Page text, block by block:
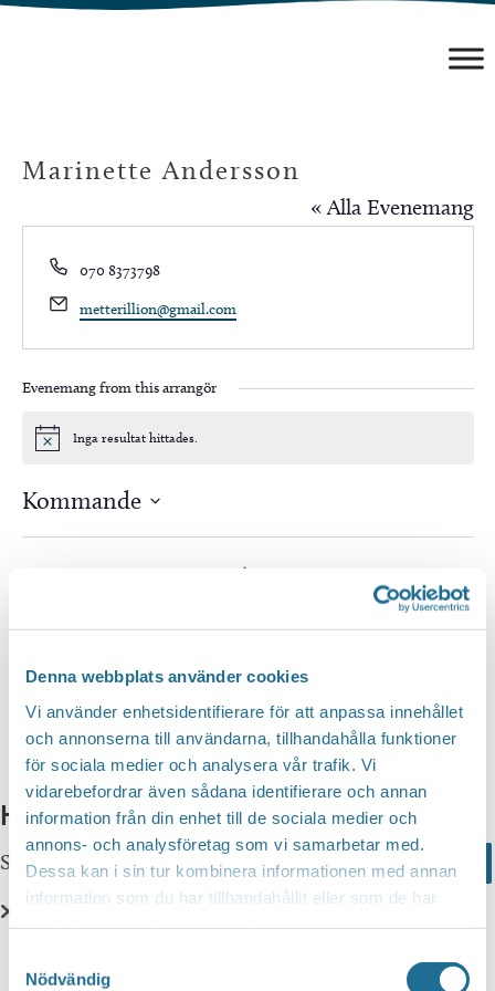
Denna webbplats använder cookies
Vi använder enhetsidentifierare för att anpassa innehållet
och annonserna till användarna, tillhandahålla funktioner
för sociala medier och analysera vår trafik. Vi
vidarebefordrar även sådana identifierare och annan
information från din enhet till de sociala medier och
annons- och analysföretag som vi samarbetar med.
Dessa kan i sin tur kombinera informationen med annan
information som du har tillhandahållit eller som de har
Nödvändig
Hoppa
Marinette Andersson
« Alla Evenemang
Phone
070 8373798
Email
metterillion@gmail.com
Evenemang from this arrangör
Notis Inga resultat hittades.
Kommande
Välj
Idag
Hittar du inte vad du söker?
Sök här... Search